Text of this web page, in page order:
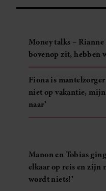
Money talks –
bovenop zit, hebben
Fiona is
niet op vakantie,
naar’
Manon en Tobias
elkaar op reis en zijn
wordt niets!’